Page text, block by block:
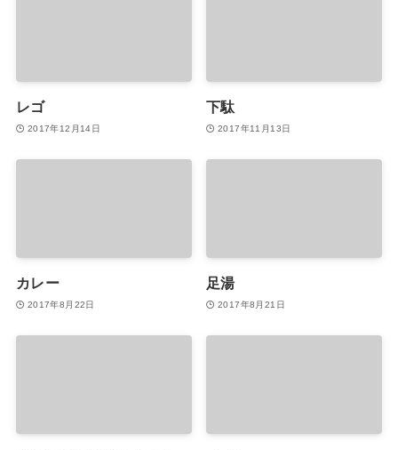
レゴ
2017年12月14日
下駄
2017年11月13日
カレー
2017年8月22日
足湯
2017年8月21日